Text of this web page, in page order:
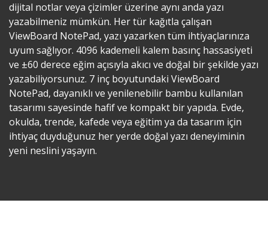
dijital notlar veya çizimler üzerine aynı anda yazı
yazabilmeniz mümkün. Her tür kağıtla çalışan
ViewBoard NotePad, yazı yazarken tüm ihtiyaçlarınıza
uyum sağlıyor. 4096 kademeli kalem basınç hassasiyeti
ve ±60 derece eğim açısıyla akıcı ve doğal bir şekilde yazı
yazabiliyorsunuz. 7 inç boyutundaki ViewBoard
NotePad, dayanıklı ve yenilenebilir bambu kullanılan
tasarımı sayesinde hafif ve kompakt bir yapıda. Evde,
okulda, trende, kafede veya eğitim ya da tasarım için
ihtiyaç duyduğunuz her yerde doğal yazı deneyiminin
yeni neslini yaşayın.